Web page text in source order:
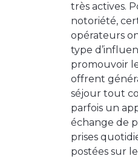
très actives.
notoriété,
opérateurs
type
promouvoir
offrent
séjour tout
parfois un
échange de
prises
postées sur